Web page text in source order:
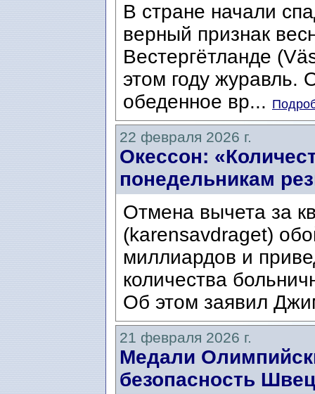
В стране начали
верный признак
Вестергётланде
этом году журавль.
обеденное вр...
22 февраля 2026 г.
Окессон:
понедельникам
Отмена вычета за
(karensavdraget)
миллиардов и
количества
Об этом заявил
21 февраля 2026 г.
Медали
безопасность